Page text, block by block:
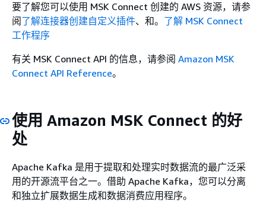
要了解您可以使用 MSK Connect 创建的 AWS 资源，请参
阅了解连接器创建自定义插件、和。 了解 MSK Connect
工作程序
有关 MSK Connect API 的信息，请参阅 Amazon MSK
Connect API Reference。
使用 Amazon MSK Connect 的好
处
Apache Kafka 是用于提取和处理实时数据流的最广泛采
用的开源流平台之一。借助 Apache Kafka，您可以分离
和独立扩展数据生成和数据消费应用程序。